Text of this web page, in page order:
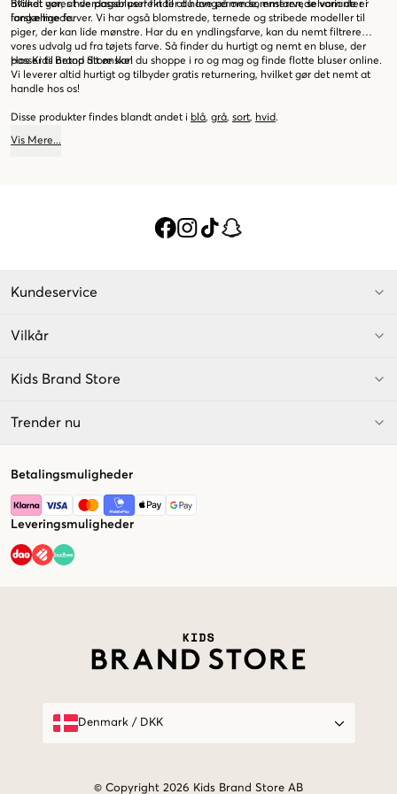
hvilket gør, at de passer perfekt til at have på om sommeren, selvom de er
langærmede.
Blandt vores hverdagsbluser finder du langærmede, ensfarvede varianter i
forskellige farver. Vi har også blomstrede, ternede og stribede modeller til
piger, der kan lide mønstre. Har du en yndlingsfarve, kan du nemt filtrere
vores udvalg ud fra tøjets farve. Så finder du hurtigt og nemt en bluse, der
passer til netop dit ønske!
Hos Kids Brand Store kan du shoppe i ro og mag og finde flotte bluser online.
Vi leverer altid hurtigt og tilbyder gratis returnering, hvilket gør det nemt at
handle hos os!
Disse produkter findes blandt andet i blå, grå, sort, hvid.
Vis Mere...
Kundeservice
Vilkår
Kids Brand Store
Trender nu
Betalingsmuligheder
Leveringsmuligheder
Denmark/ DKK
© Copyright 2026 Kids Brand Store AB